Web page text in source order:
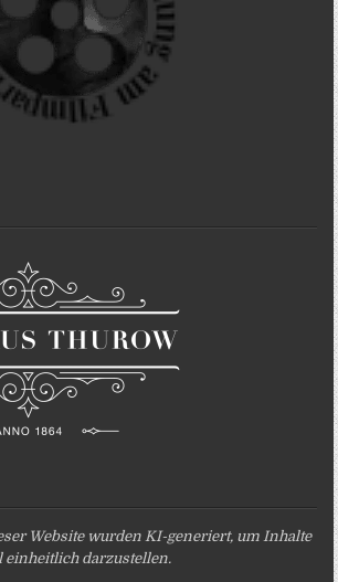
Website wurden KI-generiert, um Inhalte
darzustellen.